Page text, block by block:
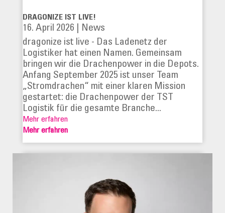
DRAGONIZE IST LIVE!
16. April 2026
News
dragonize ist live - Das Ladenetz der
Logistiker hat einen Namen. Gemeinsam
bringen wir die Drachenpower in die Depots.
Anfang September 2025 ist unser Team
„Stromdrachen“ mit einer klaren Mission
gestartet: die Drachenpower der TST
Logistik für die gesamte Branche...
Mehr erfahren
Mehr erfahren